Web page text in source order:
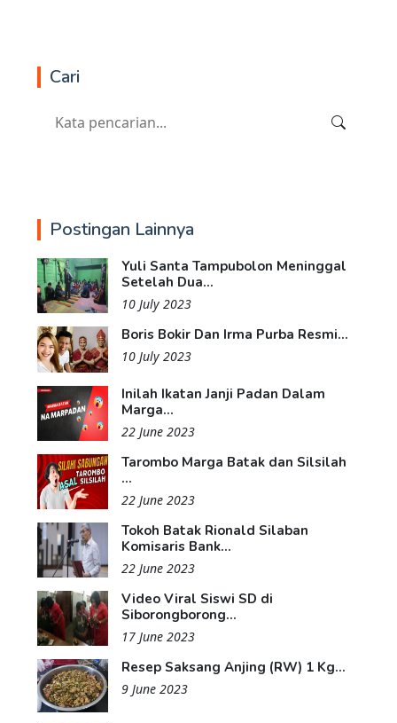
Cari
Postingan Lainnya
Yuli Santa Tampubolon Meninggal
Setelah Dua...
10 July 2023
Boris Bokir Dan Irma Purba Resmi...
10 July 2023
Inilah Ikatan Janji Padan Dalam
Marga...
22 June 2023
Tarombo Marga Batak dan Silsilah
...
22 June 2023
Tokoh Batak Rionald Silaban
Komisaris Bank...
22 June 2023
Video Viral Siswi SD di
Siborongborong...
17 June 2023
Resep Saksang Anjing (RW) 1 Kg...
9 June 2023